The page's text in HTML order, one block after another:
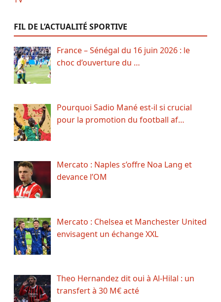
FIL DE L’ACTUALITÉ SPORTIVE
France – Sénégal du 16 juin 2026 : le
choc d’ouverture du …
Pourquoi Sadio Mané est-il si crucial
pour la promotion du football af…
Mercato : Naples s’offre Noa Lang et
devance l’OM
Mercato : Chelsea et Manchester United
envisagent un échange XXL
Theo Hernandez dit oui à Al-Hilal : un
transfert à 30 M€ acté